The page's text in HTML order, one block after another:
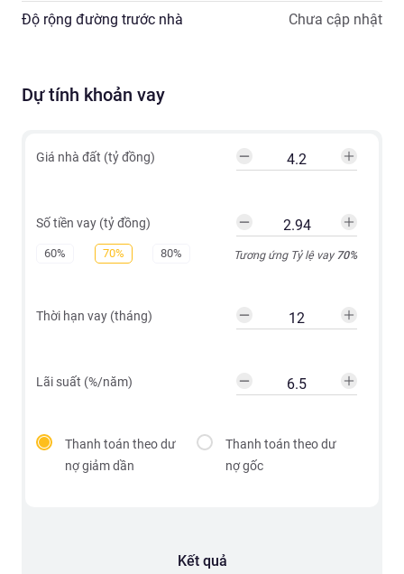
Độ rộng đường trước nhà Chưa cập nhật
Dự tính khoản vay
Giá nhà đất (tỷ đồng)
Số tiền vay (tỷ đồng)
60% 70% 80% Tương ứng Tỷ lệ vay70%
Thời hạn vay (tháng)
Lãi suất (%/năm)
Thanh toán theo dư
nợ giảm dần
Thanh toán theo dư
nợ gốc
Kết quả